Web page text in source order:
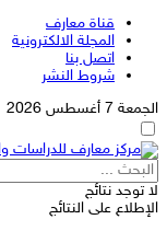
قناة معارف
المجلة الالكترونية
اتصل بنا
شروط النشر
الجمعة 7 أغسطس 2026
لا توجد نتائج
الإطلاع على النتائج